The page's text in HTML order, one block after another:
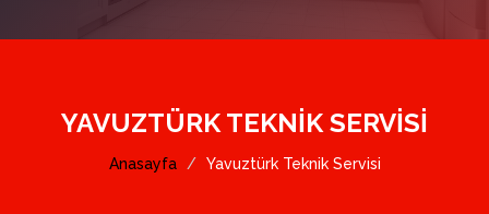
YAVUZTÜRK TEKNIK SERVISI
Anasayfa Yavuztürk Teknik Servisi